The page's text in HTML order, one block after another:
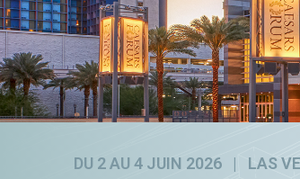
DU 2 AU 4 JUIN 2026 | LAS